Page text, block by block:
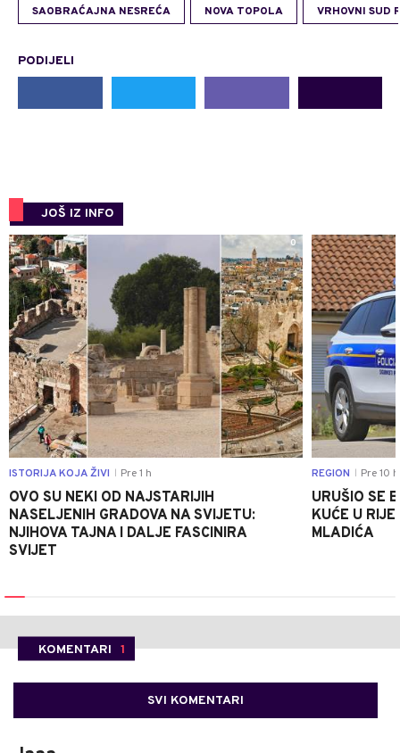
SAOBRAĆAJNA NESREĆA NOVA TOPOLA VRHOVNI SUD
PODIJELI
JOŠ IZ INFO
0
ISTORIJA KOJA ŽIVI Pre 1 h
OVO SU NEKI OD NAJSTARIJIH
NASELJENIH GRADOVA NA SVIJETU:
NJIHOVA TAJNA I DALJE FASCINIRA
SVIJET
REGION Pre 10 h
URUŠIO SE
KUĆE U
MLADIĆA
KOMENTARI 1
SVI KOMENTARI